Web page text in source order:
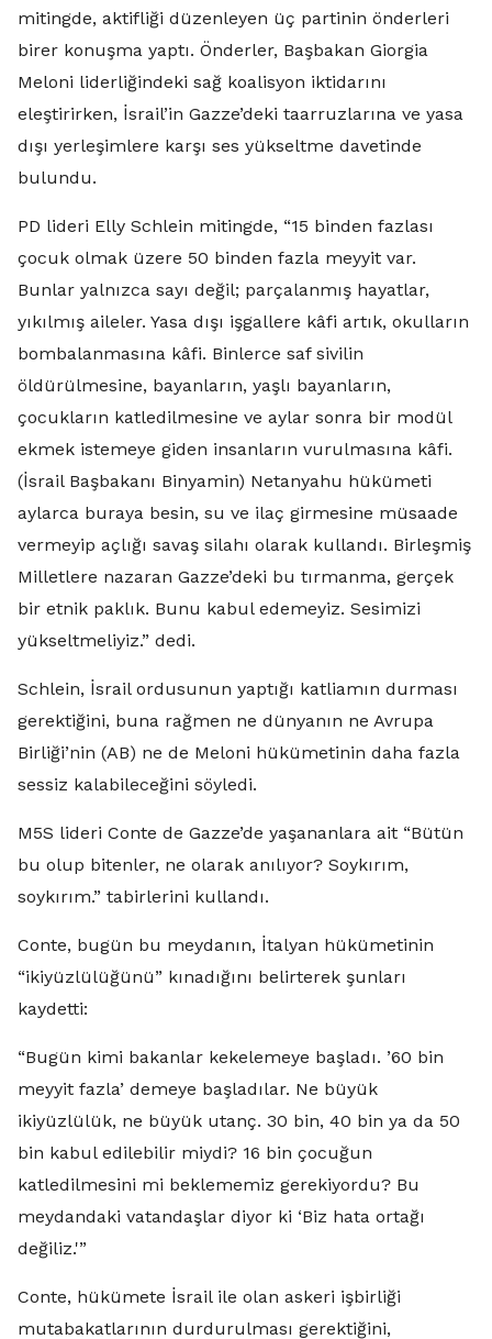
mitingde, aktifliği düzenleyen üç partinin önderleri
birer konuşma yaptı. Önderler, Başbakan Giorgia
Meloni liderliğindeki sağ koalisyon iktidarını
eleştirirken, İsrail’in Gazze’deki taarruzlarına ve yasa
dışı yerleşimlere karşı ses yükseltme davetinde
bulundu.
PD lideri Elly Schlein mitingde, “15 binden fazlası
çocuk olmak üzere 50 binden fazla meyyit var.
Bunlar yalnızca sayı değil; parçalanmış hayatlar,
yıkılmış aileler. Yasa dışı işgallere kâfi artık, okulların
bombalanmasına kâfi. Binlerce saf sivilin
öldürülmesine, bayanların, yaşlı bayanların,
çocukların katledilmesine ve aylar sonra bir modül
ekmek istemeye giden insanların vurulmasına kâfi.
(İsrail Başbakanı Binyamin) Netanyahu hükümeti
aylarca buraya besin, su ve ilaç girmesine müsaade
vermeyip açlığı savaş silahı olarak kullandı. Birleşmiş
Milletlere nazaran Gazze’deki bu tırmanma, gerçek
bir etnik paklık. Bunu kabul edemeyiz. Sesimizi
yükseltmeliyiz.” dedi.
Schlein, İsrail ordusunun yaptığı katliamın durması
gerektiğini, buna rağmen ne dünyanın ne Avrupa
Birliği’nin (AB) ne de Meloni hükümetinin daha fazla
sessiz kalabileceğini söyledi.
M5S lideri Conte de Gazze’de yaşananlara ait “Bütün
bu olup bitenler, ne olarak anılıyor? Soykırım,
soykırım.” tabirlerini kullandı.
Conte, bugün bu meydanın, İtalyan hükümetinin
“ikiyüzlülüğünü” kınadığını belirterek şunları
kaydetti:
“Bugün kimi bakanlar kekelemeye başladı. ’60 bin
meyyit fazla’ demeye başladılar. Ne büyük
ikiyüzlülük, ne büyük utanç. 30 bin, 40 bin ya da 50
bin kabul edilebilir miydi? 16 bin çocuğun
katledilmesini mi beklememiz gerekiyordu? Bu
meydandaki vatandaşlar diyor ki ‘Biz hata ortağı
değiliz.'”
Conte, hükümete İsrail ile olan askeri işbirliği
mutabakatlarının durdurulması gerektiğini,